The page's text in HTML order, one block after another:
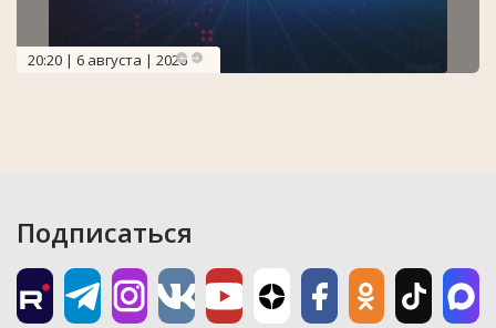
20:20 | 6 августа | 2026
Подписаться